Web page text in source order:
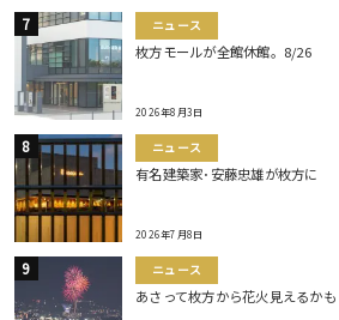
ニュース
枚方モールが全館休館。8/26
2026年8月3日
ニュース
有名建築家･安藤忠雄が枚方に
2026年7月8日
ニュース
あさって枚方から花火見えるかも